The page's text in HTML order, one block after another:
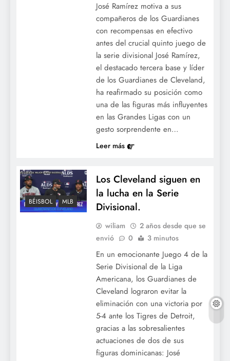
José Ramírez motiva a sus
compañeros de los Guardianes
con recompensas en efectivo
antes del crucial quinto juego de
la serie divisional José Ramírez,
el destacado tercera base y líder
de los Guardianes de Cleveland,
ha reafirmado su posición como
una de las figuras más influyentes
en las Grandes Ligas con un
gesto sorprendente en…
Leer más
BÉISBOL MLB
Los Cleveland siguen en
la lucha en la Serie
Divisional.
wiliam
2 años desde que se
envió
0 3 minutos
En un emocionante Juego 4 de la
Serie Divisional de la Liga
Americana, los Guardianes de
Cleveland lograron evitar la
eliminación con una victoria por
5-4 ante los Tigres de Detroit,
gracias a las sobresalientes
actuaciones de dos de sus
figuras dominicanas: José